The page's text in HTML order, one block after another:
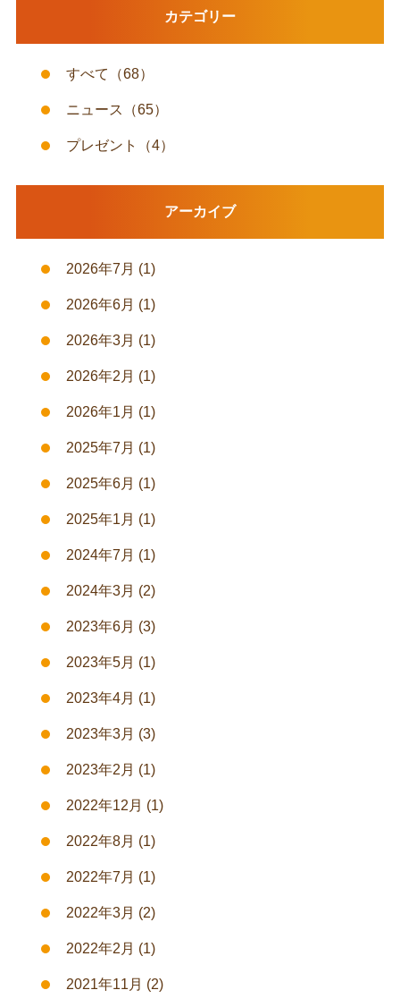
カテゴリー
すべて （68）
ニュース （65）
プレゼント （4）
アーカイブ
2026年7月 (1)
2026年6月 (1)
2026年3月 (1)
2026年2月 (1)
2026年1月 (1)
2025年7月 (1)
2025年6月 (1)
2025年1月 (1)
2024年7月 (1)
2024年3月 (2)
2023年6月 (3)
2023年5月 (1)
2023年4月 (1)
2023年3月 (3)
2023年2月 (1)
2022年12月 (1)
2022年8月 (1)
2022年7月 (1)
2022年3月 (2)
2022年2月 (1)
2021年11月 (2)